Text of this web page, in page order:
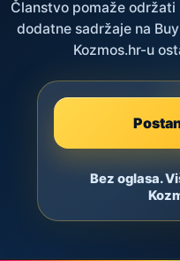
Članstvo pomaže
dodatne sadržaje na
Kozmos.hr-u
Bez oglasa.